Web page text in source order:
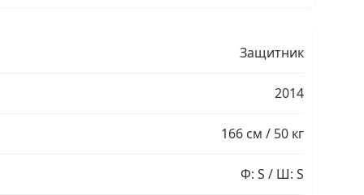
Защитник
2014
166 см / 50 кг
Ф: S / Ш: S